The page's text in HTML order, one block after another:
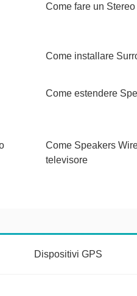
Come fare un
Come installare
Come estendere
Come Speakers
televisore
Dispositivi GPS